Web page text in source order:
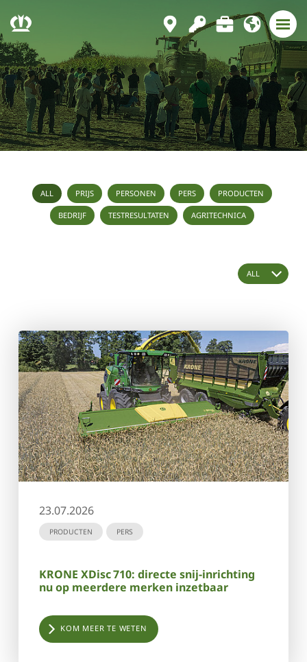
ALL PRIJS PERSONEN PERS PRODUCTEN
BEDRIJF TESTRESULTATEN AGRITECHNICA
23.07.2026
PRODUCTEN PERS
KRONE XDisc 710: directe snij-inrichting
nu op meerdere merken inzetbaar
KOM MEER TE WETEN